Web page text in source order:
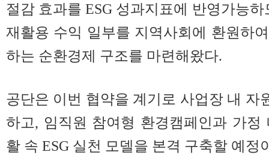
절감 효과를 ESG 성과지표에 반영가능
재활용 수익 일부를 지역사회에 환원하
하는 순환경제 구조를 마련해왔다.
공단은 이번 협약을 계기로 사업장 내 자
하고, 임직원 참여형 환경캠페인과 가
활 속 ESG 실천 모델을 본격 구축할 예정